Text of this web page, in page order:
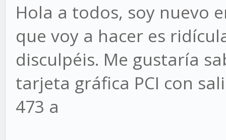
Hola a todos, soy nuevo
que voy a hacer es
disculpéis. Me gustaría
tarjeta gráfica PCI con
473 a